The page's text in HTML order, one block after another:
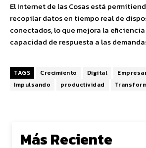
El Internet de las Cosas está
recopilar datos en tiempo real de
conectados, lo que mejora la
capacidad de respuesta a las
TAGS Crecimiento Digital
Impulsando
productividad
Más Reciente